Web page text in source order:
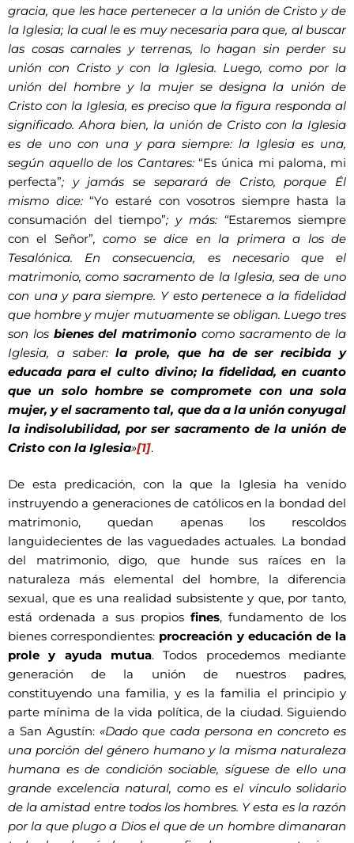
gracia, que les hace pertenecer a la unión de Cristo y de
la Iglesia; la cual le es muy necesaria para que, al buscar
las cosas carnales y terrenas, lo hagan sin perder su
unión con Cristo y con la Iglesia. Luego, como por la
unión del hombre y la mujer se designa la unión de
Cristo con la Iglesia, es preciso que la figura responda al
significado. Ahora bien, la unión de Cristo con la Iglesia
es de uno con una y para siempre: la Iglesia es una,
según aquello de los Cantares:“Es única mi paloma, mi
perfecta”; y jamás se separará de Cristo, porque Él
mismo dice:“Yo estaré con vosotros siempre hasta la
consumación del tiempo”; y más: “Estaremos siempre
con el Señor”, como se dice en la primera a los de
Tesalónica. En consecuencia, es necesario que el
matrimonio, como sacramento de la Iglesia, sea de uno
con una y para siempre. Y esto pertenece a la fidelidad
que hombre y mujer mutuamente se obligan. Luego tres
son los bienes del matrimonio como sacramento de la
Iglesia, a saber:la prole, que ha de ser recibida y
educada para el culto divino; la fidelidad, en cuanto
que un solo hombre se compromete con una sola
mujer, y el sacramento tal, que da a la unión conyugal
la indisolubilidad, por ser sacramento de la unión de
Cristo con la Iglesia»[1].
De esta predicación, con la que la Iglesia ha venido
instruyendo a generaciones de católicos en la bondad del
matrimonio, quedan apenas los rescoldos
languidecientes de las vaguedades actuales. La bondad
del matrimonio, digo, que hunde sus raíces en la
naturaleza más elemental del hombre, la diferencia
sexual, que es una realidad subsistente y que, por tanto,
está ordenada a sus propios fines, fundamento de los
bienes correspondientes: procreación y educación de la
prole y ayuda mutua. Todos procedemos mediante
generación de la unión de nuestros padres,
constituyendo una familia, y es la familia el principio y
parte mínima de la vida política, de la ciudad. Siguiendo
a San Agustín: «Dado que cada persona en concreto es
una porción del género humano y la misma naturaleza
humana es de condición sociable, síguese de ello una
grande excelencia natural, como es el vínculo solidario
de la amistad entre todos los hombres. Y esta es la razón
por la que plugo a Dios el que de un hombre dimanaran